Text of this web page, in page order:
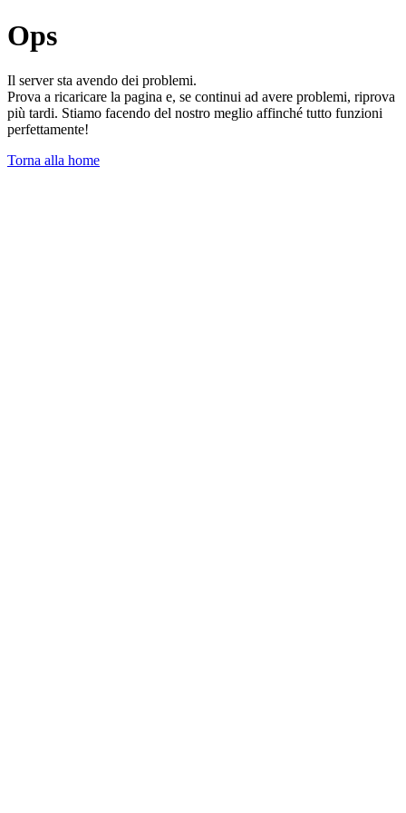
Ops
Il server sta avendo dei problemi.
Prova a ricaricare la pagina e, se continui ad avere problemi, riprova
più tardi. Stiamo facendo del nostro meglio affinché tutto funzioni
perfettamente!
Torna alla home